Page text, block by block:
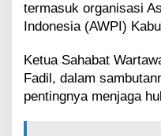
d
i
a
w
a
s
termasuk organisasi
Indonesia (AWPI)
Ketua Sahabat
Fadil, dalam
pentingnya menjaga